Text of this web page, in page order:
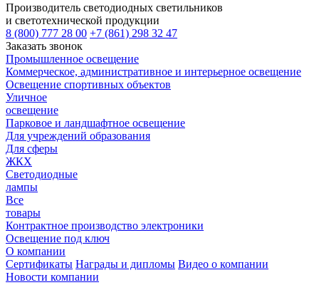
Производитель светодиодных светильников
и светотехнической продукции
8 (800) 777 28 00 +7 (861) 298 32 47
Заказать звонок
Промышленное освещение
Коммерческое, административное и интерьерное освещение
Освещение спортивных объектов
Уличное
освещение
Парковое и ландшафтное освещение
Для учреждений образования
Для сферы
ЖКХ
Светодиодные
лампы
Все
товары
Контрактное производство электроники
Освещение под ключ
О компании
Сертификаты Награды и дипломы Видео о компании
Новости компании